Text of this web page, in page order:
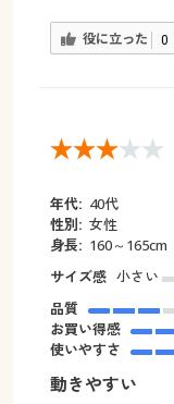
役に立った 0
年代: 40代
性別: 女性
身長: 160～165cm
サイズ感 小さい
品質
お買い得感
使いやすさ
動きやすい